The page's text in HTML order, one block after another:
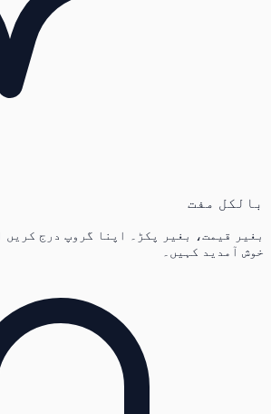
بالکل مفت
بغیر قیمت، بغیر پکڑ۔ اپنا گروپ درج کریں
خوش آمدید کہیں۔